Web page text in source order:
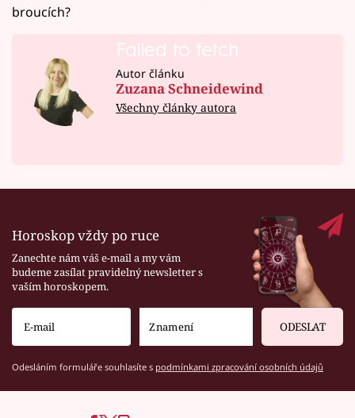
broucích?
Failed to fetch
Autor článku
Zuzana Schneidewind
Všechny články autora
Horoskop vždy po ruce
Zanechte nám váš e-mail a my vám
budeme zasílat pravidelný newsletter s
vaším horoskopem.
ODESLAT
Odesláním formuláře souhlasíte s podmínkami zpracování osobních údajů